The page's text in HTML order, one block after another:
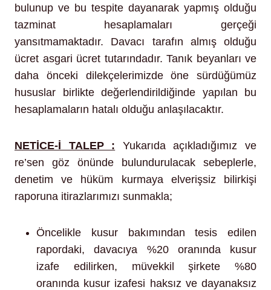
bulunup ve bu tespite dayanarak yapmış olduğu
tazminat hesaplamaları gerçeği
yansıtmamaktadır. Davacı tarafın almış olduğu
ücret asgari ücret tutarındadır. Tanık beyanları ve
daha önceki dilekçelerimizde öne sürdüğümüz
hususlar birlikte değerlendirildiğinde yapılan bu
hesaplamaların hatalı olduğu anlaşılacaktır.
NETİCE-İ TALEP : Yukarıda açıkladığımız ve
re’sen göz önünde bulundurulacak sebeplerle,
denetim ve hüküm kurmaya elverişsiz bilirkişi
raporuna itirazlarımızı sunmakla;
Öncelikle kusur bakımından tesis edilen
rapordaki, davacıya %20 oranında kusur
izafe edilirken, müvekkil şirkete %80
oranında kusur izafesi haksız ve dayanaksız